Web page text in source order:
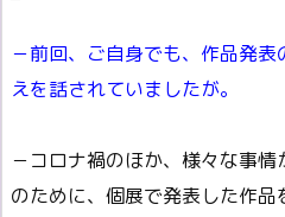
－前回、ご自身でも、作品発
えを話されていましたが。
－コロナ禍のほか、様々な事
のために、個展で発表した作品